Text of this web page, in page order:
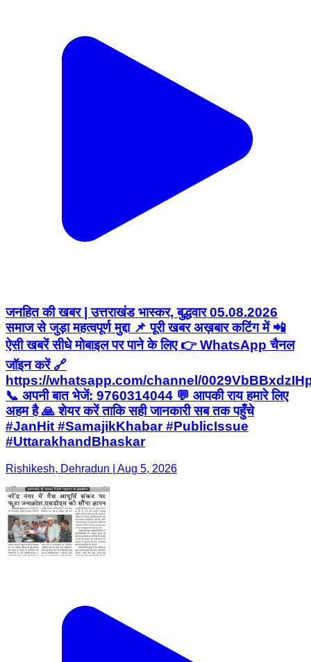
जनहित की खबर | उत्तराखंड भास्कर, बुद्धवार 05.08.2026
समाज से जुड़ा महत्वपूर्ण मुद्दा 📌 पूरी खबर अख़बार कटिंग में 📲
ऐसी खबरें सीधे मोबाइल पर पाने के लिए 👉 WhatsApp चैनल
जॉइन करें 🔗
https://whatsapp.com/channel/
📞 अपनी बात भेजें: 9760314044 💬 आपकी राय हमारे लिए
अहम है 🙏 शेयर करें ताकि सही जानकारी सब तक पहुँचे
#JanHit #SamajikKhabar #PublicIssue
#UttarakhandBhaskar
Rishikesh, Dehradun | Aug 5, 2026